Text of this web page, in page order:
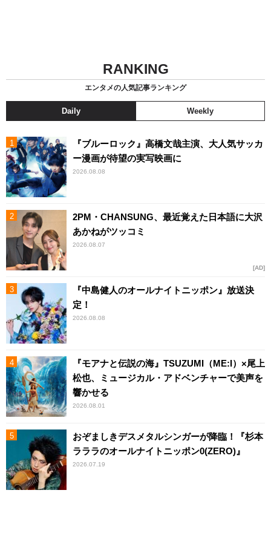
RANKING
エンタメの人気記事ランキング
Daily Weekly
『ブルーロック』高橋文哉主演、大人気サッカ
ー漫画が待望の実写映画に
2026.08.08
2PM・CHANSUNG、最近覚えた日本語に大沢
あかねがツッコミ
2026.08.07
AD
『中島健人のオールナイトニッポン』放送決
定！
2026.08.08
『モアナと伝説の海』TSUZUMI（ME:I）×尾上
松也、ミュージカル・アドベンチャーで美声を
響かせる
2026.08.01
おぞましきデスメタルシンガーが降臨！『杉本
ラララのオールナイトニッポン0(ZERO)』
2026.07.19